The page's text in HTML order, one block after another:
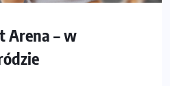
Arena – w